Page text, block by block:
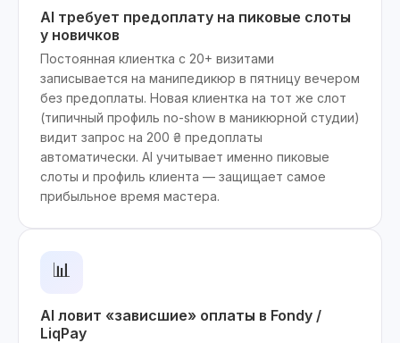
AI требует предоплату на пиковые слоты
у новичков
Постоянная клиентка с 20+ визитами
записывается на манипедикюр в пятницу вечером
без предоплаты. Новая клиентка на тот же слот
(типичный профиль no-show в маникюрной студии)
видит запрос на 200 ₴ предоплаты
автоматически. AI учитывает именно пиковые
слоты и профиль клиента — защищает самое
прибыльное время мастера.
📊
AI ловит «зависшие» оплаты в Fondy /
LiqPay